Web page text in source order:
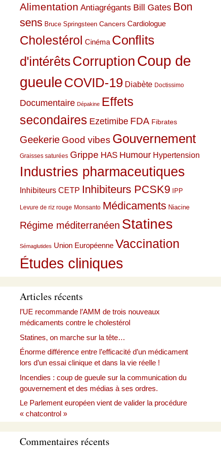
Alimentation Antiagrégants Bill Gates Bon
sens Bruce Springsteen Cancers Cardiologue
Cholestérol Cinéma Conflits
d'intérêts CorruptionCoup de
gueule COVID-19 Diabète Doctissimo
Documentaire Dépakine Effets
secondaires Ezetimibe FDA Fibrates
Geekerie Good vibes Gouvernement
Graisses saturées Grippe HAS Humour Hypertension
Industries pharmaceutiques
Inhibiteurs CETP Inhibiteurs PCSK9 IPP
Levure de riz rouge Monsanto Médicaments Niacine
Régime méditerranéen Statines
Sémaglutides Union Européenne Vaccination
Études cliniques
Articles récents
l’UE recommande l’AMM de trois nouveaux
médicaments contre le cholestérol
Statines, on marche sur la tête…
Énorme différence entre l’efficacité d’un médicament
lors d’un essai clinique et dans la vie réelle !
Incendies : coup de gueule sur la communication du
gouvernement et des médias à ses ordres.
Le Parlement européen vient de valider la procédure
« chatcontrol »
Commentaires récents